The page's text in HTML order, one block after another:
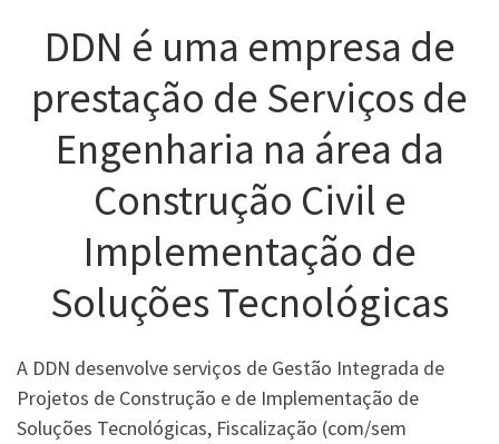
DDN é uma empresa de
prestação de Serviços de
Engenharia na área da
Construção Civil e
Implementação de
Soluções Tecnológicas
A DDN desenvolve serviços de Gestão Integrada de
Projetos de Construção e de Implementação de
Soluções Tecnológicas, Fiscalização (com/sem